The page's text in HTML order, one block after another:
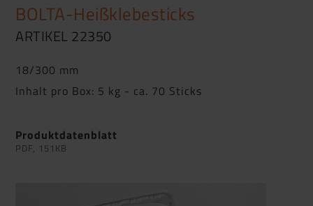
BOLTA-Heißklebesticks
ARTIKEL 22350
18/300 mm
Inhalt pro Box: 5 kg - ca. 70 Sticks
Produktdatenblatt
PDF, 151KB